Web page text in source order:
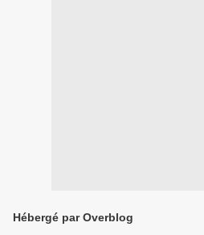
Hébergé par Overblog